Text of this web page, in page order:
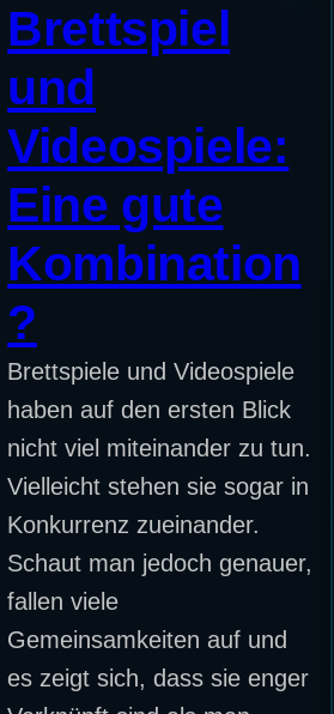
Brettspiel
und
Videospiele:
Eine gute
Kombination
?
Brettspiele und Videospiele
haben auf den ersten Blick
nicht viel miteinander zu tun.
Vielleicht stehen sie sogar in
Konkurrenz zueinander.
Schaut man jedoch genauer,
fallen viele
Gemeinsamkeiten auf und
es zeigt sich, dass sie enger